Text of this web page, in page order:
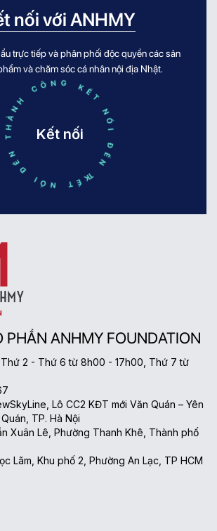
nối với ANHMY
trực tiếp và phân phối độc quyền các sản
và chăm sóc cá nhân nội địa Nhật.
KẾT NỐI ĐẾN THÀNH CÔNG KẾT NỐI ĐẾN THÀNH CÔNG
Kết nối
PHẦN ANHMY FOUNDATION
Thứ 2 - Thứ 6 từ 8h00 - 17h00, Thứ 7 từ
Lô CC2 KĐT mới Văn Quán – Yên
TP. Hà Nội
Xuân Lê, Phường Thanh Khê, Thành phố
Lãm, Khu phố 2, Phường An Lạc, TP HCM